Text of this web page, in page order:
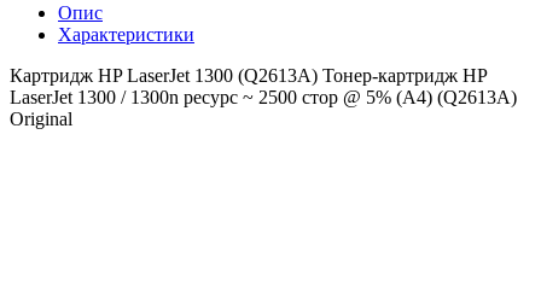
Опис
Характеристики
Картридж HP LaserJet 1300 (Q2613A) Тонер-картридж HP
LaserJet 1300 / 1300n ресурс ~ 2500 стор @ 5% (A4) (Q2613A)
Original